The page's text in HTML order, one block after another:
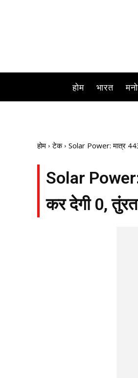
होम भारत
होम टेक Solar Power: मात्र
Solar
कर देगी 0,